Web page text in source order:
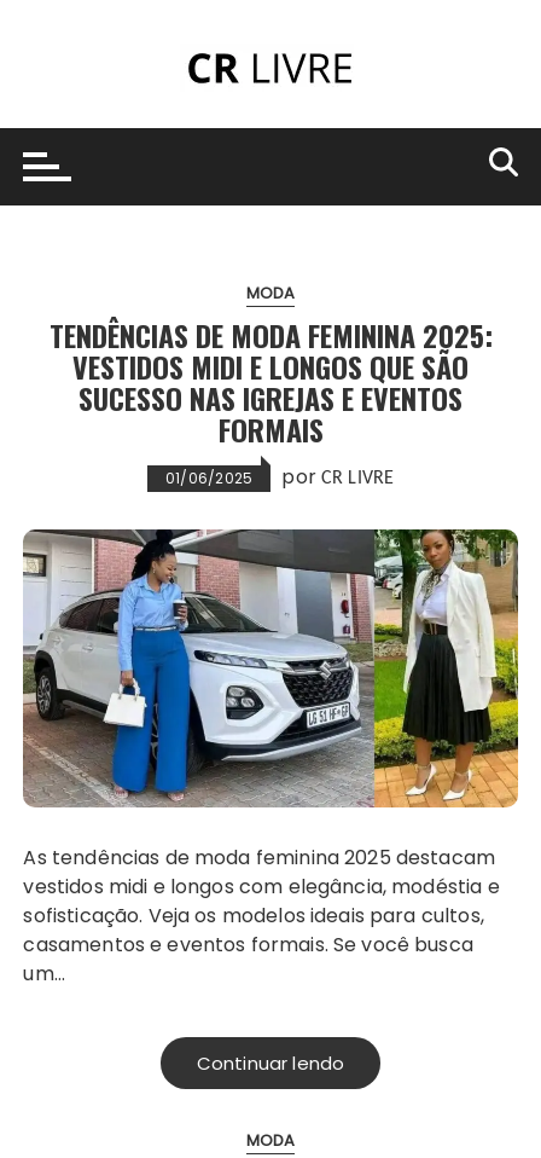
MODA
TENDÊNCIAS DE MODA FEMININA 2025:
VESTIDOS MIDI E LONGOS QUE SÃO
SUCESSO NAS IGREJAS E EVENTOS
FORMAIS
01/06/2025 porCR LIVRE
As tendências de moda feminina 2025 destacam
vestidos midi e longos com elegância, modéstia e
sofisticação. Veja os modelos ideais para cultos,
casamentos e eventos formais. Se você busca
um…
Continuar lendo
MODA